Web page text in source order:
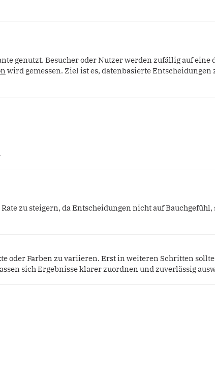
genutzt. Besucher oder Nutzer werden zufällig auf eine
wird gemessen. Ziel ist es, datenbasierte
zu steigern, da Entscheidungen nicht auf Bauchgefühl,
oder Farben zu variieren. Erst in weiteren Schritten
sich Ergebnisse klarer zuordnen und zuverlässig